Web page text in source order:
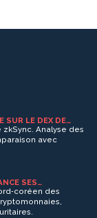
SUR LE DEX DE
zkSync. Analyse des
avec
SES
des